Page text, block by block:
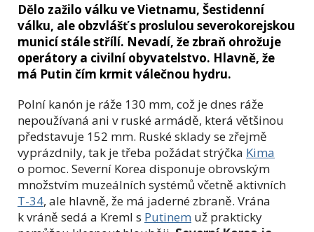
Dělo zažilo válku ve Vietnamu, Šestidenní
válku, ale obzvlášť s proslulou severokorejskou
municí stále střílí. Nevadí, že zbraň ohrožuje
operátory a civilní obyvatelstvo. Hlavně, že
má Putin čím krmit válečnou hydru.
Polní kanón je ráže 130 mm, což je dnes ráže
nepoužívaná ani v ruské armádě, která většinou
představuje 152 mm. Ruské sklady se zřejmě
vyprázdnily, tak je třeba požádat strýčka Kima
o pomoc. Severní Korea disponuje obrovským
množstvím muzeálních systémů včetně aktivních
T-34, ale hlavně, že má jaderné zbraně. Vrána
k vráně sedá a Kreml s Putinem už prakticky